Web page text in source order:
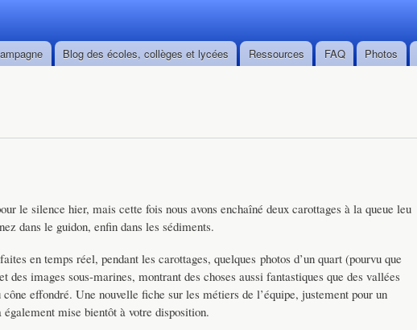
content
Blog des écoles, collèges et lycées Ressources FAQ Photos
le silence hier, mais cette fois nous avons enchaîné deux carottages à la queue leu
dans le guidon, enfin dans les sédiments.
en temps réel, pendant les carottages, quelques photos d’un quart (pourvu que
des images sous-marines, montrant des choses aussi fantastiques que des vallées
effondré. Une nouvelle fiche sur les métiers de l’équipe, justement pour un
mise bientôt à votre disposition.